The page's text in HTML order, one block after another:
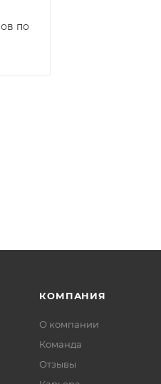
по
КОМПАНИЯ
О компании
Команда
Отзывы